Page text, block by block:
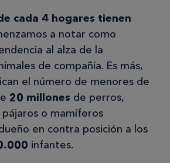
cada 4 hogares tienen
a notar como
al alza de la
de compañía. Es más,
el número de menores de
20 millones de perros,
o mamíferos
en contra posición a los
infantes.